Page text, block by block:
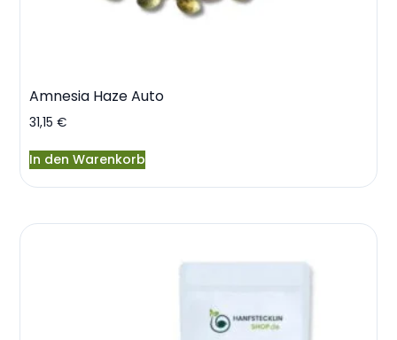
Amnesia Haze Auto
31,15€
In den Warenkorb